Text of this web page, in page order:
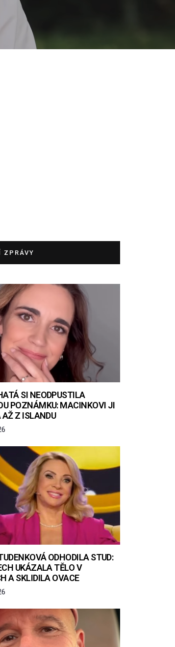
ZPRÁVY
SI NEODPUSTILA
POZNÁMKU: MACINKOVI JI
Z ISLANDU
ODHODILA STUD:
UKÁZALA TĚLO V
A SKLIDILA OVACE